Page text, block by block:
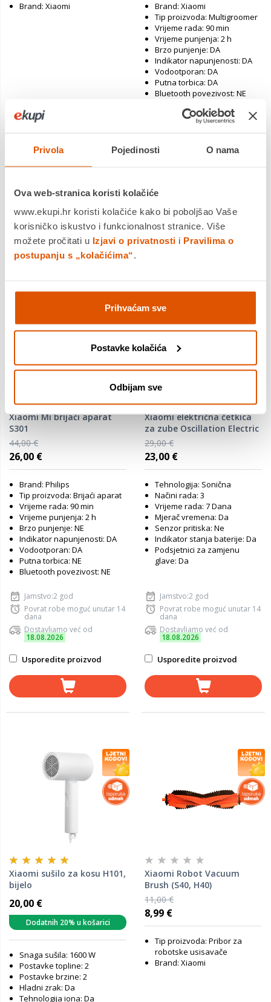
Privola Pojedinosti O nama
Ova web-stranica koristi kolačiće
www.ekupi.hr koristi kolačiće kako bi poboljšao Vaše
korisničko iskustvo i funkcionalnost stranice. Više
možete pročitati u Izjavi o privatnosti i Pravilima o
postupanju s „kolačićima“.
Prihvaćam sve
Postavke kolačića
Odbijam sve
Brand: Xiaomi
Povrat robe moguć unutar 14
Brand: Xiaomi
Tip proizvoda: Multigroomer
Vrijeme rada: 90 min
Vrijeme punjenja: 2 h
Brzo punjenje: DA
Indikator napunjenosti: DA
Vodootporan: DA
Putna torbica: DA
Bluetooth povezivost: NE
Postavke duljine: (0,5 - 20mm)
Povrat robe moguć unutar 14
Xiaomi Mi brijaći aparat
S301
44,00 €
26,00 €
Brand: Philips
Tip proizvoda: Brijaći aparat
Vrijeme rada: 90 min
Vrijeme punjenja: 2 h
Brzo punjenje: NE
Indikator napunjenosti: DA
Vodootporan: DA
Putna torbica: NE
Bluetooth povezivost: NE
Jamstvo:2 god
Povrat robe moguć unutar 14
dana
Dostavljamo već od
18.08.2026
Usporedite proizvod
Xiaomi električna četkica
za zube Oscillation Electric
Toothbrush White
29,00 €
23,00 €
Tehnologija: Sonična
Načini rada: 3
Vrijeme rada: 7 Dana
Mjerač vremena: Da
Senzor pritiska: Ne
Indikator stanja baterije: Da
Podsjetnici za zamjenu
glave: Da
Jamstvo:2 god
Povrat robe moguć unutar 14
dana
Dostavljamo već od
18.08.2026
Usporedite proizvod
Xiaomi sušilo za kosu H101,
bijelo
20,00 €
Dodatnih 20% u košarici
Snaga sušila: 1600 W
Postavke topline: 2
Postavke brzine: 2
Hladni zrak: Da
Tehnologija iona: Da
Xiaomi Robot Vacuum
Brush (S40, H40)
11,00 €
8,99 €
Tip proizvoda: Pribor za
robotske usisavače
Brand: Xiaomi